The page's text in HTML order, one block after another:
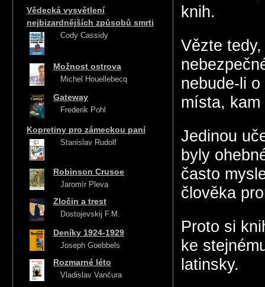
Vědecká vysvětlení
nejbizardnějších způsobů smrti
Cody Cassidy
Možnost ostrova
Michel Houellebecq
Gateway
Frederik Pohl
Kopretiny pro zámeckou paní
Stanislav Rudolf
Robinson Crusoe
Jaromír Pleva
Zločin a trest
Dostojevskij F.M.
Deníky 1924-1929
Joseph Goebbels
Rozmarné léto
Vladislav Vančura
knih.
Vězte
nebude-li
místa,
Jedinou
byly
často
člověka
Proto si
ke
latinsky.